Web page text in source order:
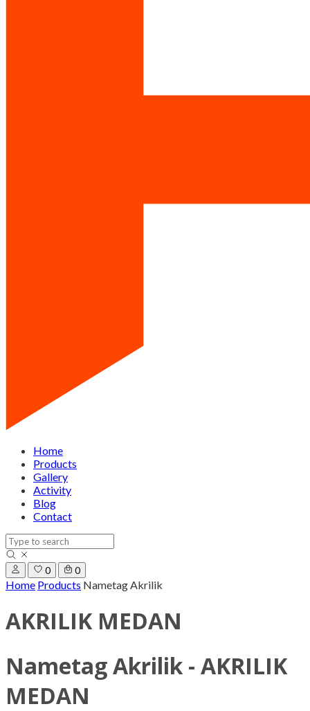
Home
Products
Gallery
Activity
Blog
Contact
0 0
Home Products Nametag Akrilik
AKRILIK MEDAN
Nametag Akrilik - AKRILIK
MEDAN